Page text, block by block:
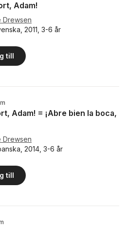
Adam!
Drewsen
2011, 3-6 år
till
Adam! = ¡Abre bien la boca,
Drewsen
2014, 3-6 år
till